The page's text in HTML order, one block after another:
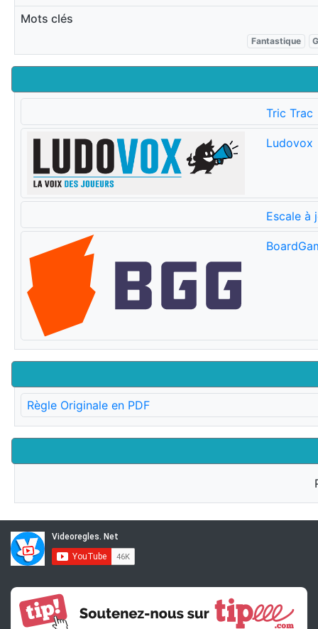
Mots clés
Fantastique
Tric Trac
Ludovox
Escale à
Règle Originale en PDF